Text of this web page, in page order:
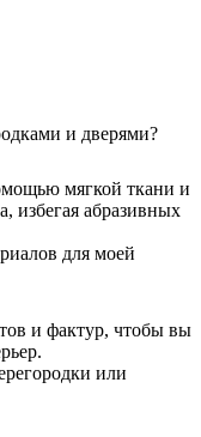
и дверями?
мягкой ткани и
избегая абразивных
для моей
и фактур, чтобы вы
или